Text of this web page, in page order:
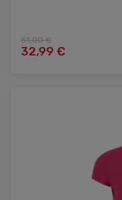
51,00 €
32,99 €